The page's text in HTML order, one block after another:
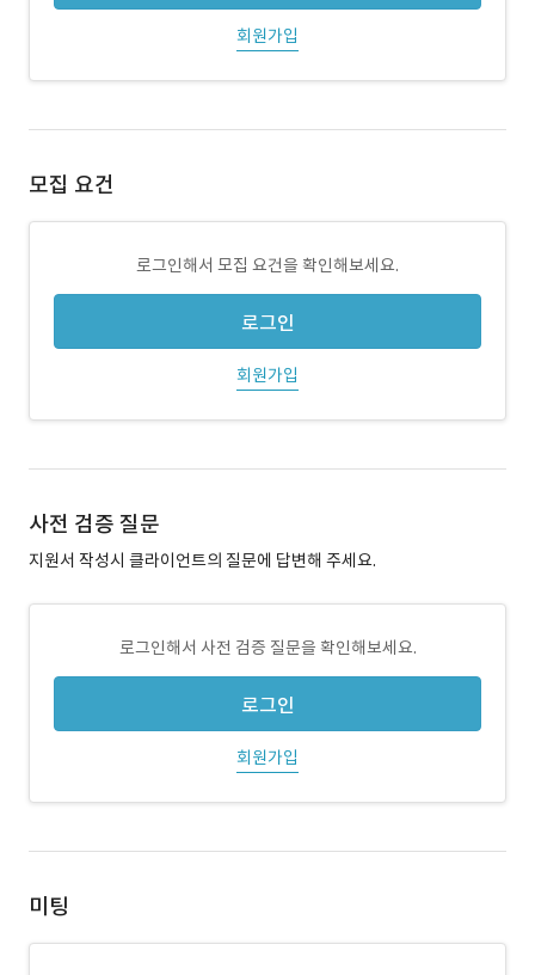
회원가입
모집 요건
로그인해서 모집 요건을 확인해보세요.
로그인
회원가입
사전 검증 질문
지원서 작성시 클라이언트의 질문에 답변해 주세요.
로그인해서 사전 검증 질문을 확인해보세요.
로그인
회원가입
미팅